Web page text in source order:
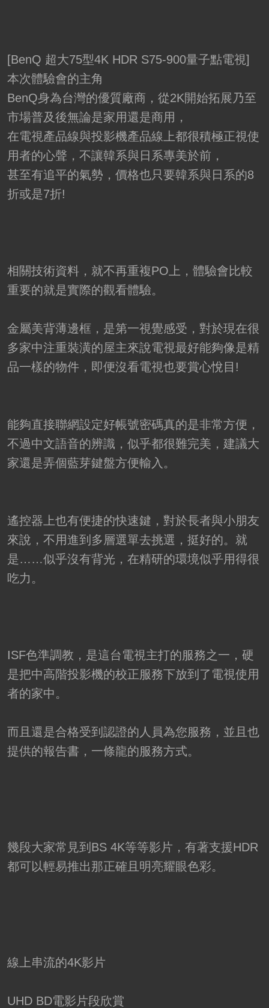
[BenQ 超大75型4K HDR S75-900量子點電視]
本次體驗會的主角
BenQ身為台灣的優質廠商，從2K開始拓展乃至
市場普及後無論是家用還是商用，
在電視產品線與投影機產品線上都很積極正視使
用者的心聲，不讓韓系與日系專美於前，
甚至有追平的氣勢，價格也只要韓系與日系的8
折或是7折!
相關技術資料，就不再重複PO上，體驗會比較
重要的就是實際的觀看體驗。
金屬美背薄邊框，是第一視覺感受，對於現在很
多家中注重裝潢的屋主來說電視最好能夠像是精
品一樣的物件，即便沒看電視也要賞心悅目!
能夠直接聯網設定好帳號密碼真的是非常方便，
不過中文語音的辨識，似乎都很難完美，建議大
家還是弄個藍芽鍵盤方便輸入。
遙控器上也有便捷的快速鍵，對於長者與小朋友
來說，不用進到多層選單去挑選，挺好的。就
是……似乎沒有背光，在精研的環境似乎用得很
吃力。
ISF色準調教，是這台電視主打的服務之一，硬
是把中高階投影機的校正服務下放到了電視使用
者的家中。
而且還是合格受到認證的人員為您服務，並且也
提供的報告書，一條龍的服務方式。
幾段大家常見到BS 4K等等影片，有著支援HDR
都可以輕易推出那正確且明亮耀眼色彩。
線上串流的4K影片
UHD BD電影片段欣賞